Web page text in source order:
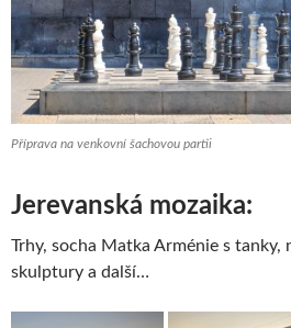
Příprava na venkovní šachovou partii
Jerevanská mozaika:
Trhy, socha Matka Arménie s tanky,
skulptury a další…